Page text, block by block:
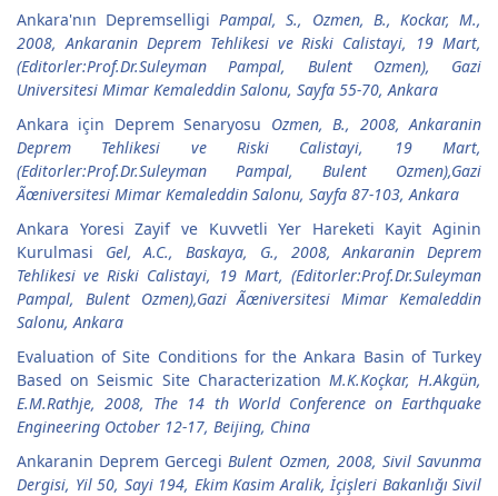
Ankara'nın DepremselligiPampal, S., Ozmen, B., Kockar, M.,
2008, Ankaranin Deprem Tehlikesi ve Riski Calistayi, 19 Mart,
(Editorler:Prof.Dr.Suleyman Pampal, Bulent Ozmen), Gazi
Universitesi Mimar Kemaleddin Salonu, Sayfa 55-70, Ankara
Ankara için Deprem Senaryosu Ozmen, B., 2008, Ankaranin
Deprem Tehlikesi ve Riski Calistayi, 19 Mart,
(Editorler:Prof.Dr.Suleyman Pampal, Bulent Ozmen),Gazi
Ãœniversitesi Mimar Kemaleddin Salonu, Sayfa 87-103, Ankara
Ankara Yoresi Zayif ve Kuvvetli Yer Hareketi Kayit Aginin
Kurulmasi Gel, A.C., Baskaya, G., 2008, Ankaranin Deprem
Tehlikesi ve Riski Calistayi, 19 Mart, (Editorler:Prof.Dr.Suleyman
Pampal, Bulent Ozmen),Gazi Ãœniversitesi Mimar Kemaleddin
Salonu, Ankara
Evaluation of Site Conditions for the Ankara Basin of Turkey
Based on Seismic Site Characterization M.K.Koçkar, H.Akgün,
E.M.Rathje, 2008, The 14 th World Conference on Earthquake
Engineering October 12-17, Beijing, China
Ankaranin Deprem GercegiBulent Ozmen, 2008, Sivil Savunma
Dergisi, Yil 50, Sayi 194, Ekim Kasim Aralik, İçişleri Bakanlığı Sivil